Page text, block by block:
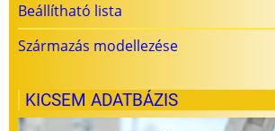
Beállítható lista
Származás modellezése
KICSEM ADATBÁZIS